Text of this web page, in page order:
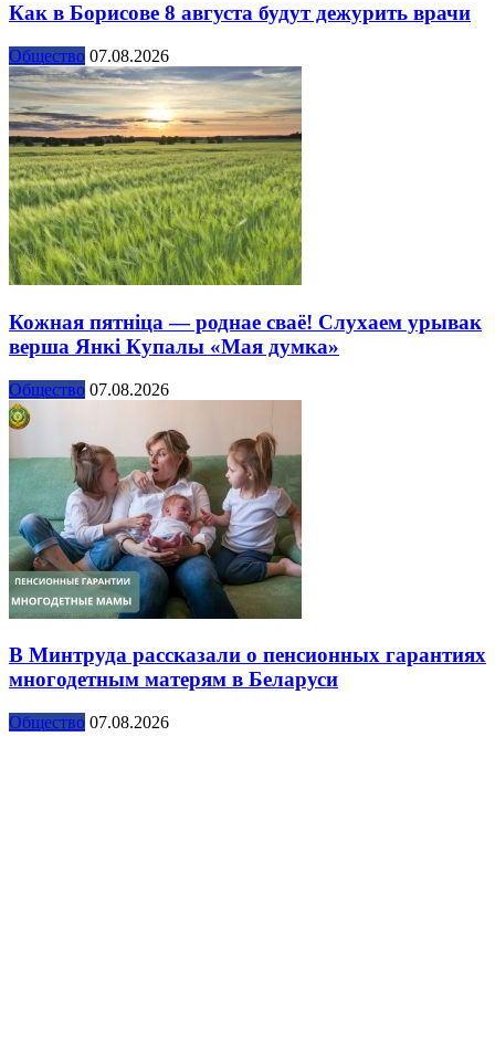
Как в Борисове 8 августа будут дежурить врачи
Общество 07.08.2026
Кожная пятніца — роднае сваё! Слухаем урывак
верша Янкі Купалы «Мая думка»
Общество 07.08.2026
В Минтруда рассказали о пенсионных гарантиях
многодетным матерям в Беларуси
Общество 07.08.2026